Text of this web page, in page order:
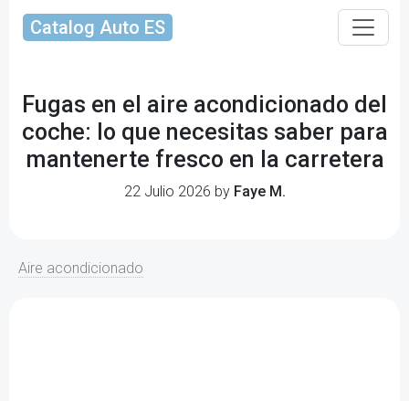
Catalog Auto ES
Fugas en el aire acondicionado del
coche: lo que necesitas saber para
mantenerte fresco en la carretera
22 Julio 2026 by Faye M.
Aire acondicionado